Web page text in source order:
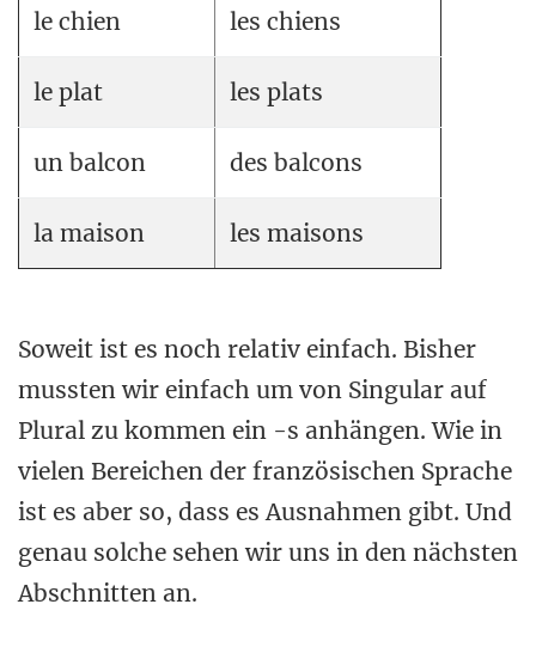
le chien les chiens
le plat les plats
un balcon des balcons
la maison les maisons
Soweit ist es noch relativ einfach. Bisher
mussten wir einfach um von Singular auf
Plural zu kommen ein -s anhängen. Wie in
vielen Bereichen der französischen Sprache
ist es aber so, dass es Ausnahmen gibt. Und
genau solche sehen wir uns in den nächsten
Abschnitten an.